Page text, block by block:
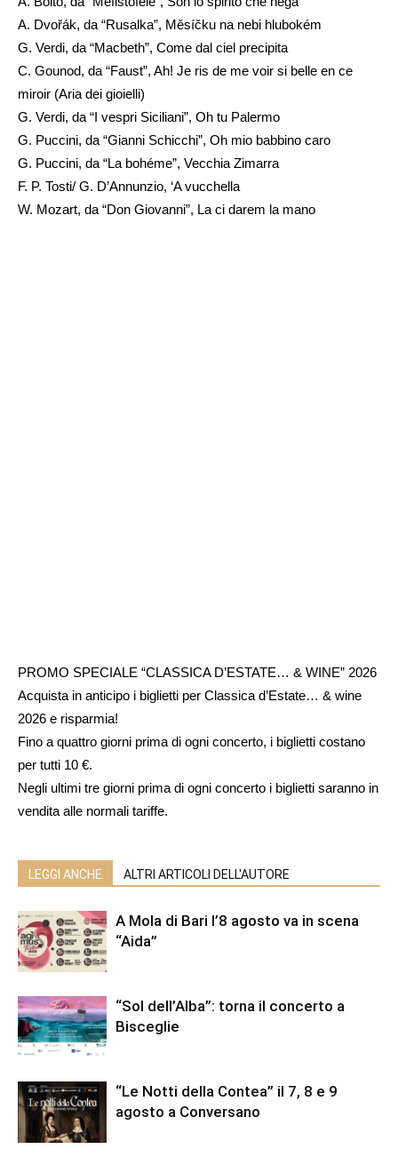
A. Dvořák, da “Rusalka”, Měsíčku na nebi hlubokém
G. Verdi, da “Macbeth”, Come dal ciel precipita
C. Gounod, da “Faust”, Ah! Je ris de me voir si belle en ce
miroir (Aria dei gioielli)
G. Verdi, da “I vespri Siciliani”, Oh tu Palermo
G. Puccini, da “Gianni Schicchi”, Oh mio babbino caro
G. Puccini, da “La bohéme”, Vecchia Zimarra
F. P. Tosti/ G. D’Annunzio, ‘A vucchella
W. Mozart, da “Don Giovanni”, La ci darem la mano
PROMO SPECIALE “CLASSICA D’ESTATE… & WINE” 2026
Acquista in anticipo i biglietti per Classica d’Estate… & wine
2026 e risparmia!
Fino a quattro giorni prima di ogni concerto, i biglietti costano
per tutti 10 €.
Negli ultimi tre giorni prima di ogni concerto i biglietti saranno in
vendita alle normali tariffe.
LEGGI ANCHE ALTRI ARTICOLI DELL'AUTORE
A Mola di Bari l’8 agosto va in scena
“Aida”
“Sol dell’Alba”: torna il concerto a
Bisceglie
“Le Notti della Contea” il 7, 8 e 9
agosto a Conversano